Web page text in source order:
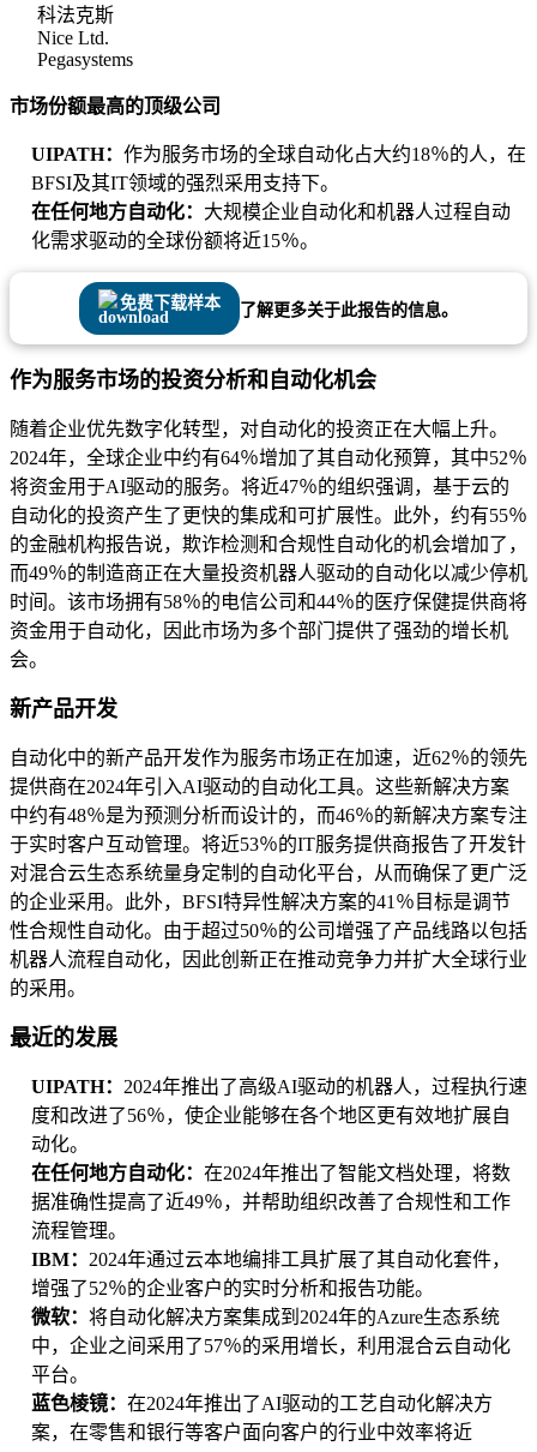
科法克斯
Nice Ltd.
Pegasystems
市场份额最高的顶级公司
UIPATH： 作为服务市场的全球自动化占大约18％的人，在
BFSI及其IT领域的强烈采用支持下。
在任何地方自动化： 大规模企业自动化和机器人过程自动
化需求驱动的全球份额将近15％。
免费下载样本 了解更多关于此报告的信息。
作为服务市场的投资分析和自动化机会
随着企业优先数字化转型，对自动化的投资正在大幅上升。
2024年，全球企业中约有64％增加了其自动化预算，其中52％
将资金用于AI驱动的服务。将近47％的组织强调，基于云的
自动化的投资产生了更快的集成和可扩展性。此外，约有55％
的金融机构报告说，欺诈检测和合规性自动化的机会增加了，
而49％的制造商正在大量投资机器人驱动的自动化以减少停机
时间。该市场拥有58％的电信公司和44％的医疗保健提供商将
资金用于自动化，因此市场为多个部门提供了强劲的增长机
会。
新产品开发
自动化中的新产品开发作为服务市场正在加速，近62％的领先
提供商在2024年引入AI驱动的自动化工具。这些新解决方案
中约有48％是为预测分析而设计的，而46％的新解决方案专注
于实时客户互动管理。将近53％的IT服务提供商报告了开发针
对混合云生态系统量身定制的自动化平台，从而确保了更广泛
的企业采用。此外，BFSI特异性解决方案的41％目标是调节
性合规性自动化。由于超过50％的公司增强了产品线路以包括
机器人流程自动化，因此创新正在推动竞争力并扩大全球行业
的采用。
最近的发展
UIPATH： 2024年推出了高级AI驱动的机器人，过程执行速
度和改进了56％，使企业能够在各个地区更有效地扩展自
动化。
在任何地方自动化： 在2024年推出了智能文档处理，将数
据准确性提高了近49％，并帮助组织改善了合规性和工作
流程管理。
IBM： 2024年通过云本地编排工具扩展了其自动化套件，
增强了52％的企业客户的实时分析和报告功能。
微软： 将自动化解决方案集成到2024年的Azure生态系统
中，企业之间采用了57％的采用增长，利用混合云自动化
平台。
蓝色棱镜： 在2024年推出了AI驱动的工艺自动化解决方
案，在零售和银行等客户面向客户的行业中效率将近